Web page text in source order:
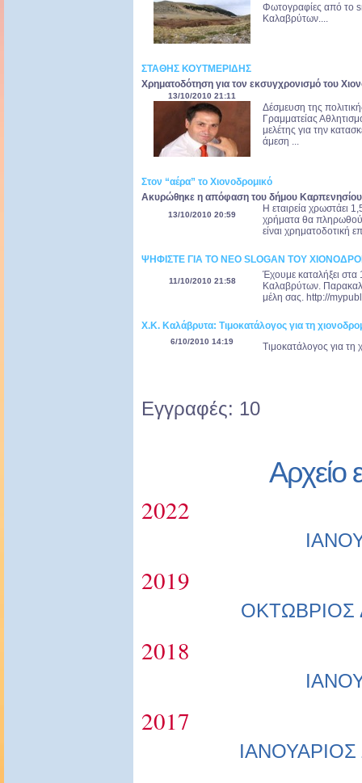
Φωτογραφίες από το
Καλαβρύτων....
ΣΤΑΘΗΣ ΚΟΥΤΜΕΡΙΔΗΣ
Χρηματοδότηση για τον εκσυγχρονισμό του
13/10/2010 21:11
Δέσμευση της
Γραμματείας
μελέτης για την
άμεση ...
Στον “αέρα” το Χιονοδρομικό
Ακυρώθηκε η απόφαση του δήμου
13/10/2010 20:59
Η εταιρεία χρωστάει
χρήματα θα πληρωθούν
είναι χρηματοδοτική
ΨΗΦΙΣΤΕ ΓΙΑ ΤΟ ΝΕΟ SLOGAN ΤΟΥ
11/10/2010 21:58
Έχουμε καταλήξει
Καλαβρύτων.
μέλη σας. http://
Χ.Κ. Καλάβρυτα: Τιμοκατάλογος για τη
6/10/2010 14:19 Τιμοκατάλογος για
Εγγραφές: 10
Αρχείο
2022
2019
ΟΚΤΩΒΡΙΟΣ
2018
2017
ΙΑΝΟΥΑΡΙΟΣ